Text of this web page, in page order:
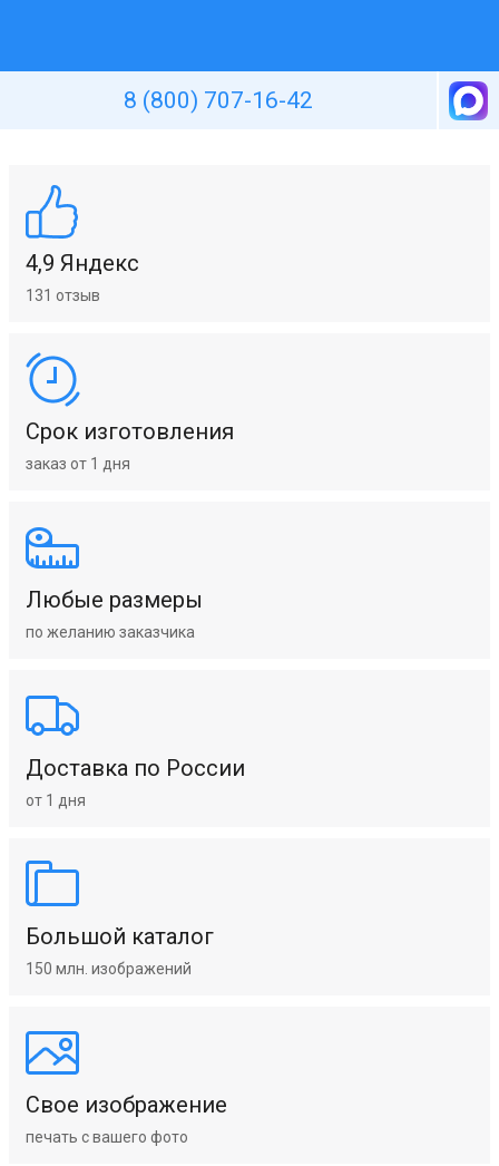
8 (800) 707-16-42
4,9 Яндекс
131 отзыв
Срок изготовления
заказ от 1 дня
Любые размеры
по желанию заказчика
Доставка по России
от 1 дня
Большой каталог
150 млн. изображений
Свое изображение
печать с вашего фото